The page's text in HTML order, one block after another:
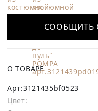
СООБЩИТЬ
О ТОВАРЕ
Арт:3121435bf0523
Цвет: